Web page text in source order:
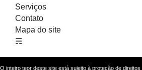
Serviços
Contato
Mapa do site
☴
O inteiro teor deste site está sujeito à proteção de direitos